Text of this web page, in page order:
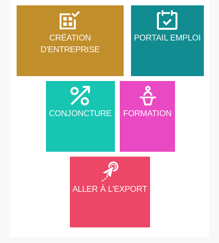
CRÉATION
D'ENTREPRISE
PORTAIL EMPLOI
CONJONCTURE FORMATION
ALLER À L'EXPORT